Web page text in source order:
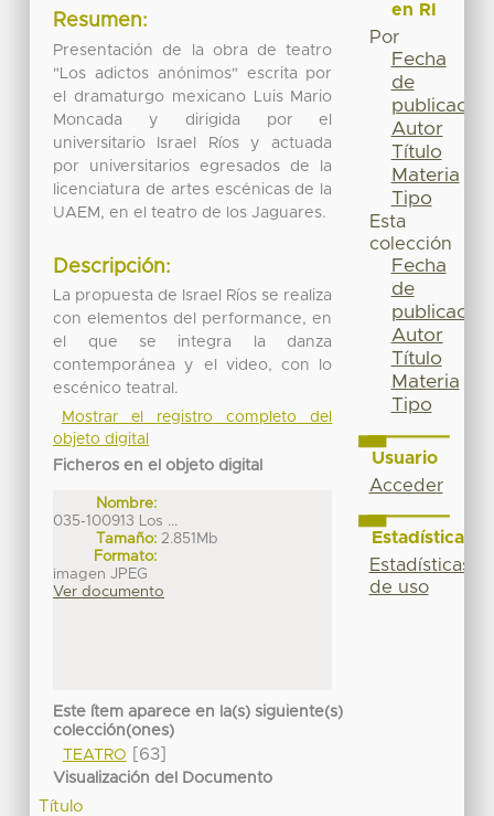
Resumen:
Presentación de la obra de teatro
"Los adictos anónimos" escrita por
el dramaturgo mexicano Luis Mario
Moncada y dirigida por el
universitario Israel Ríos y actuada
por universitarios egresados de la
licenciatura de artes escénicas de la
UAEM, en el teatro de los Jaguares.
Descripción:
La propuesta de Israel Ríos se realiza
con elementos del performance, en
el que se integra la danza
contemporánea y el video, con lo
escénico teatral.
Mostrar el registro completo del
objeto digital
Ficheros en el objeto digital
Nombre:
035-100913 Los ...
Tamaño: 2.851Mb
Formato:
imagen JPEG
Ver documento
Este ítem aparece en la(s) siguiente(s)
colección(ones)
TEATRO
[63]
Visualización del Documento
Título
en RI
Por
Fecha
de
publicación
Autor
Título
Materia
Tipo
Esta
colección
Fecha
de
publicación
Autor
Título
Materia
Tipo
Usuario
Acceder
Estadísticas
Estadísticas
de uso